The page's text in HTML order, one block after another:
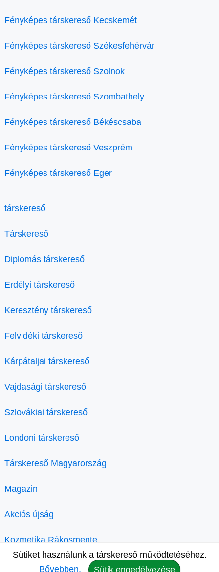
Fényképes társkereső Kecskemét
Fényképes társkereső Székesfehérvár
Fényképes társkereső Szolnok
Fényképes társkereső Szombathely
Fényképes társkereső Békéscsaba
Fényképes társkereső Veszprém
Fényképes társkereső Eger
társkereső
Társkereső
Diplomás társkereső
Erdélyi társkereső
Keresztény társkereső
Felvidéki társkereső
Kárpátaljai társkereső
Vajdasági társkereső
Szlovákiai társkereső
Londoni társkereső
Társkereső Magyarország
Magazin
Akciós újság
Kozmetika Rákosmente
Sütiket használunk a társkereső működtetéséhez.
Bővebben.
Sütik engedélyezése